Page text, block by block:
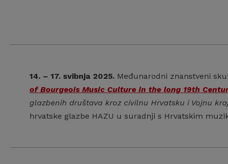
14. – 17. svibnja 2025. Međunarodni znanstveni
of Bourgeois Music Culture in the long 19th
glazbenih društava kroz civilnu Hrvatsku i Vojnu
hrvatske glazbe HAZU u suradnji s Hrvatskim